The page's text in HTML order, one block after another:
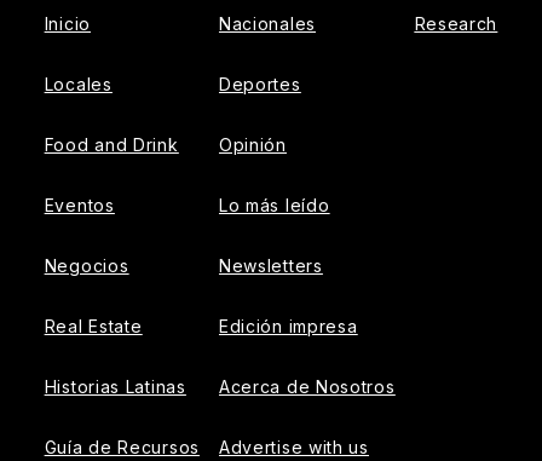
Inicio
Locales
Food and Drink
Eventos
Negocios
Real Estate
Historias Latinas
Guía de Recursos
Nacionales
Deportes
Opinión
Lo más leído
Newsletters
Edición impresa
Acerca de Nosotros
Advertise with us
Research